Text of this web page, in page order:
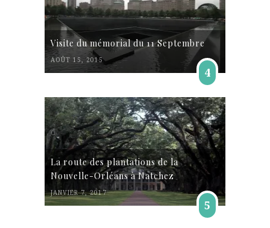
Visite du mémorial du 11 Septembre
AOÛT 15, 2015
4
La route des plantations de la
Nouvelle-Orléans à Natchez
JANVIER 7, 2017
5